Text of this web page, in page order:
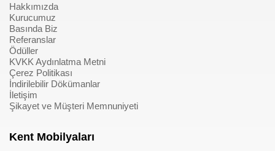
Hakkımızda
Kurucumuz
Basında Biz
Referanslar
Ödüller
KVKK Aydınlatma Metni
Çerez Politikası
İndirilebilir Dökümanlar
İletişim
Şikayet ve Müşteri Memnuniyeti
Kent Mobilyaları